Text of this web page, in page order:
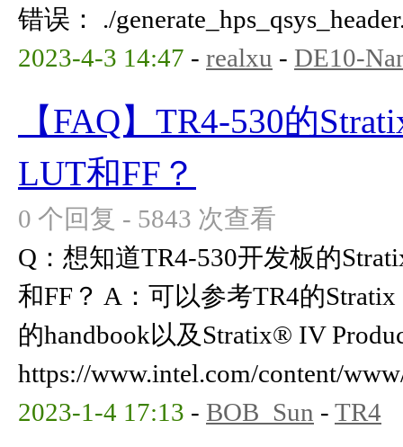
错误： ./
2023-4-3 14:47 - realxu - DE10-
【FAQ】TR4-530的
LUT和FF？
0 个回复 - 5843 次查看
Q：想知道TR4-530开发板的
和FF？ A：可以参考TR4的
的handbook以及Stratix® IV
https://www.intel.com/content/
2023-1-4 17:13 - BOB_Sun - TR4